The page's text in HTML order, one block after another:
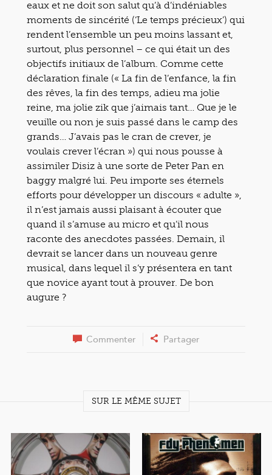
eaux et ne doit son salut qu’à d’indéniables
moments de sincérité (‘Le temps précieux’) qui
rendent l’ensemble un peu moins lassant et,
surtout, plus personnel – ce qui était un des
objectifs initiaux de l’album. Comme cette
déclaration finale (« La fin de l’enfance, la fin
des rêves, la fin des temps, adieu ma jolie
reine, ma jolie zik que j’aimais tant… Que je le
veuille ou non je suis passé dans le camp des
grands… J’avais pas le cran de crever, je
voulais crever l’écran ») qui nous pousse à
assimiler Disiz à une sorte de Peter Pan en
baggy malgré lui. Peu importe ses éternels
efforts pour développer un discours « adulte »,
il n’est jamais aussi plaisant à écouter que
quand il s’amuse au micro et qu’il nous
raconte des anecdotes passées. Demain, il
devrait se lancer dans un nouveau genre
musical, dans lequel il s’y présentera en tant
que novice ayant tout à prouver. De bon
augure ?
Commenter Partager
SUR LE MÊME SUJET